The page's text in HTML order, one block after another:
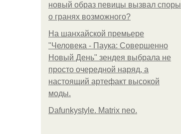
новый образ певицы вызвал споры
о гранях возможного?
На шанхайской премьере
"Человека - Паука: Совершенно
Новый День" зендея выбрала не
просто очередной наряд, а
настоящий артефакт высокой
моды.
Dafunkystyle. Matrix neo.